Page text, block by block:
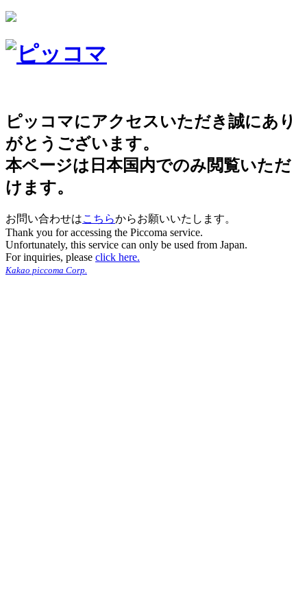
ピッコマにアクセスいただき誠にあり
がとうございます。
本ページは日本国内でのみ閲覧いただ
けます。
お問い合わせはこちらからお願いいたします。
Thank you for accessing the Piccoma service.
Unfortunately, this service can only be used from Japan.
For inquiries, please click here.
Kakao piccoma Corp.